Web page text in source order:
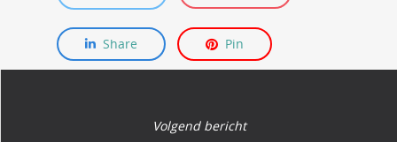
Share Pin
Volgend bericht